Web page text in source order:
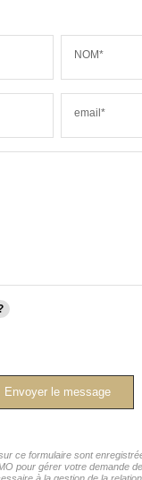
NOM*
email*
Envoyer le message
ce formulaire sont
pour gérer votre demande
à la gestion de la